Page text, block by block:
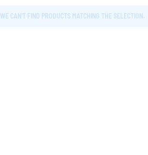
WE CAN'T FIND PRODUCTS MATCHING THE SELECTION.